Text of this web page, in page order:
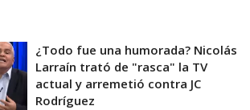
¿Todo fue una humorada? Nicolás
Larraín trató de "rasca" la TV
actual y arremetió contra JC
Rodríguez